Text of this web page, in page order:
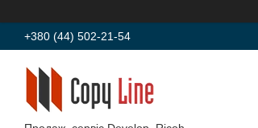
+380 (44) 502-21-54